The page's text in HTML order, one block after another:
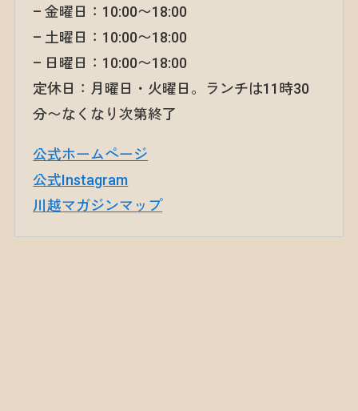
– 金曜日：10:00〜18:00
– 土曜日：10:00〜18:00
– 日曜日：10:00〜18:00
定休日：月曜日・火曜日。ランチは11時30
分〜なくなり次第終了
公式ホームページ
公式Instagram
川越マガジンマップ